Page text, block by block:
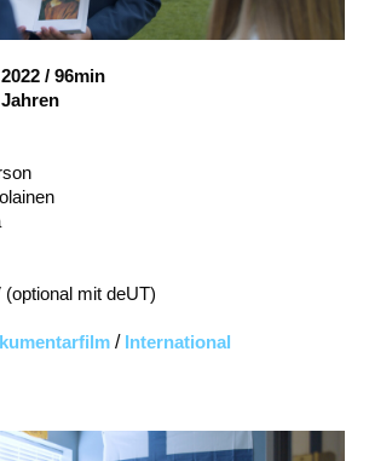
2022 / 96min
mit deUT)
/ International